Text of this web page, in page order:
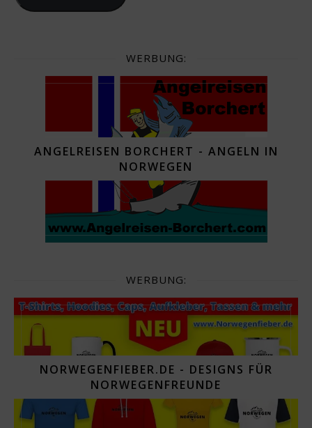
WERBUNG:
ANGELREISEN BORCHERT - ANGELN IN
NORWEGEN
WERBUNG:
NORWEGENFIEBER.DE - DESIGNS FÜR
NORWEGENFREUNDE